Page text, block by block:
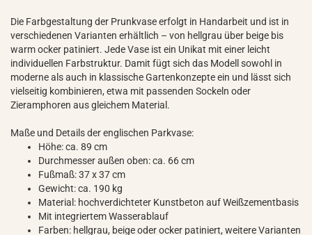
Die Farbgestaltung der Prunkvase erfolgt in Handarbeit und ist in
verschiedenen Varianten erhältlich – von hellgrau über beige bis
warm ocker patiniert. Jede Vase ist ein Unikat mit einer leicht
individuellen Farbstruktur. Damit fügt sich das Modell sowohl in
moderne als auch in klassische Gartenkonzepte ein und lässt sich
vielseitig kombinieren, etwa mit passenden Sockeln oder
Zieramphoren aus gleichem Material.
Maße und Details der englischen Parkvase:
Höhe: ca. 89 cm
Durchmesser außen oben: ca. 66 cm
Fußmaß: 37 x 37 cm
Gewicht: ca. 190 kg
Material: hochverdichteter Kunstbeton auf Weißzementbasis
Mit integriertem Wasserablauf
Farben: hellgrau, beige oder ocker patiniert, weitere Varianten